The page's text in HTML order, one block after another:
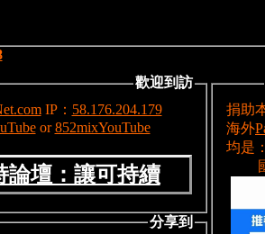
歡迎到訪
IP： 58.176.204.179
or852mixYouTube
論壇：讓可持續
分享到